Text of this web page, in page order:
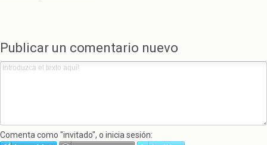
Publicar un comentario nuevo
Comenta como "invitado", o inicia sesión: